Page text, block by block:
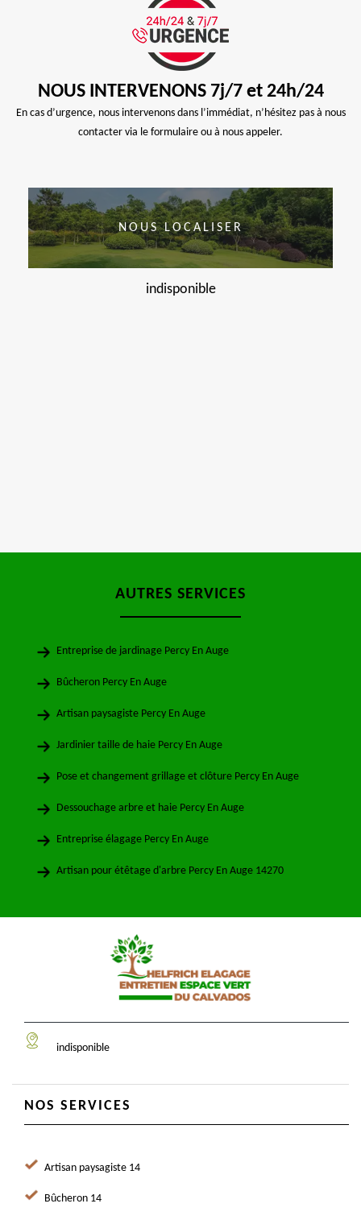
NOUS INTERVENONS 7j/7 et 24h/24
En cas d’urgence, nous intervenons dans l’immédiat, n’hésitez pas à nous
contacter via le formulaire ou à nous appeler.
NOUS LOCALISER
indisponible
AUTRES SERVICES
Entreprise de jardinage Percy En Auge
Bûcheron Percy En Auge
Artisan paysagiste Percy En Auge
Jardinier taille de haie Percy En Auge
Pose et changement grillage et clôture Percy En Auge
Dessouchage arbre et haie Percy En Auge
Entreprise élagage Percy En Auge
Artisan pour étêtage d'arbre Percy En Auge 14270
indisponible
NOS SERVICES
Artisan paysagiste 14
Bûcheron 14